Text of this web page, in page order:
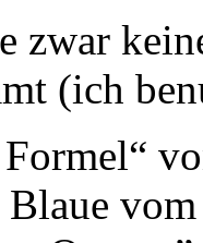
zwar
(ich
Blaue